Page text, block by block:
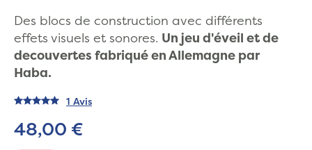
Des blocs de construction avec différents
effets visuels et sonores. Un jeu d'éveil et de
decouvertes fabriqué en Allemagne par
Haba.
1 Avis
48,00 €